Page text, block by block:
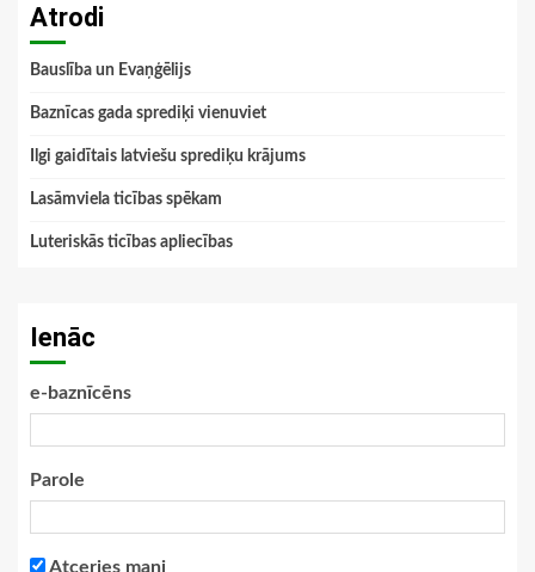
Atrodi
Bauslība un Evaņģēlijs
Baznīcas gada sprediķi vienuviet
Ilgi gaidītais latviešu sprediķu krājums
Lasāmviela ticības spēkam
Luteriskās ticības apliecības
Ienāc
e-baznīcēns
Parole
Atceries mani